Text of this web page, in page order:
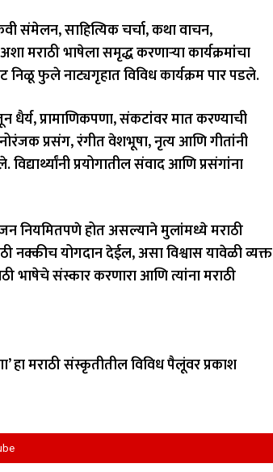
संमेलन, साहित्यिक चर्चा, कथा वाचन,
मराठी भाषेला समृद्ध करणाऱ्या कार्यक्रमांचा
फुले नाट्यगृहात विविध कार्यक्रम पार पडले.
धैर्य, प्रामाणिकपणा, संकटांवर मात करण्याची
प्रसंग, रंगीत वेशभूषा, नृत्य आणि गीतांनी
प्रयोगातील संवाद आणि प्रसंगांना
नियमितपणे होत असल्याने मुलांमध्ये मराठी
नक्कीच योगदान देईल, असा विश्वास यावेळी व्यक्त
भाषेचे संस्कार करणारा आणि त्यांना मराठी
हा मराठी संस्कृतीतील विविध पैलूंवर प्रकाश